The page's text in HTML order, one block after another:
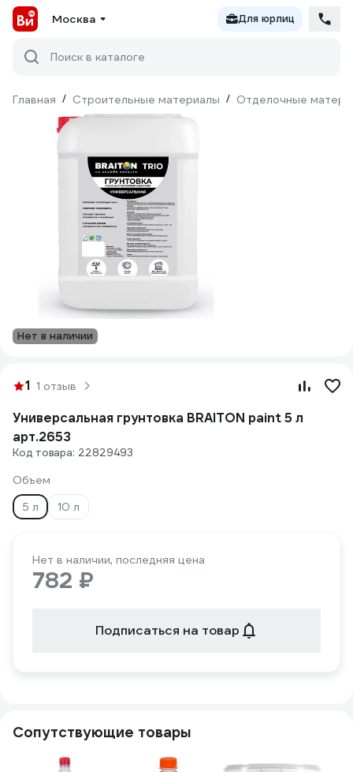
Москва Для юрлиц
Поиск в каталоге
Главная / Строительные материалы / Отделочные
Нет в наличии
1 1 отзыв
Универсальная грунтовка BRAITON paint 5 л
арт.2653
Код товара: 22829493
Объем
5 л
10 л
Нет в наличии, последняя цена
782 ₽
Подписаться на товар
Сопутствующие товары